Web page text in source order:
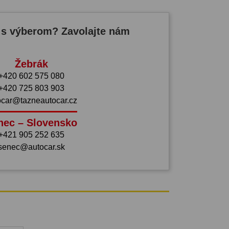
výberom? Zavolajte nám
Žebrák
602 575 080
725 803 903
– Slovensko
905 252 635